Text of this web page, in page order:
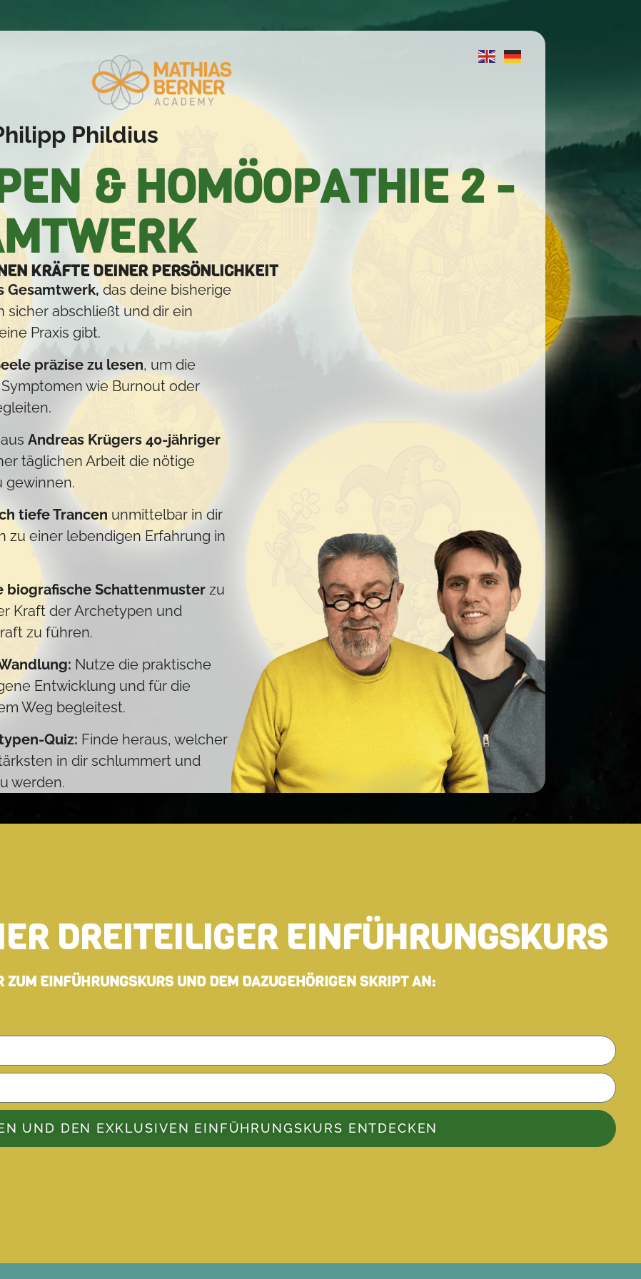
Phildius
& HOMÖOPATHIE 2 -
KRÄFTE DEINER PERSÖNLICHKEIT
Gesamtwerk,das deine bisherige
sicher abschließt und dir ein
Praxis gibt.
präzise zu lesen, um die
wie Burnout oder
ausAndreas Krügers 40-jähriger
täglichen Arbeit die nötige
gewinnen.
tiefe Trancen unmittelbar in dir
zu einer lebendigen Erfahrung in
biografische Schattenmuster zu
Kraft der Archetypen und
zu führen.
Nutze die praktische
Entwicklung und für die
Weg begleitest.
Quiz: Finde heraus, welcher
in dir schlummert und
werden.
DREITEILIGER EINFÜHRUNGSKURS
ZUM EINFÜHRUNGSKURS UND DEM DAZUGEHÖRIGEN SKRIPT AN:
UND DEN EXKLUSIVEN EINFÜHRUNGSKURS ENTDECKEN